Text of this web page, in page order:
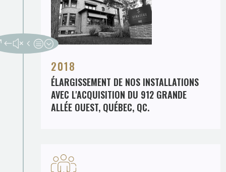
2018
ÉLARGISSEMENT DE NOS INSTALLATIONS
AVEC L'ACQUISITION DU 912 GRANDE
ALLÉE OUEST, QUÉBEC, QC.